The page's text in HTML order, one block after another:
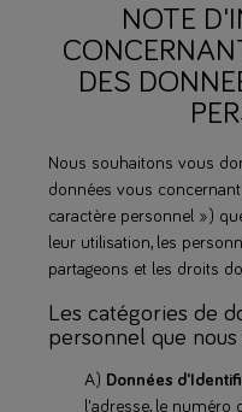
NOTE
DES
Nous souhaitons vous
données vous
caractère personnel »)
leur utilisation, les
partageons et les droits
Les catégories de
personnel que
A) Données
l'adresse, le numéro